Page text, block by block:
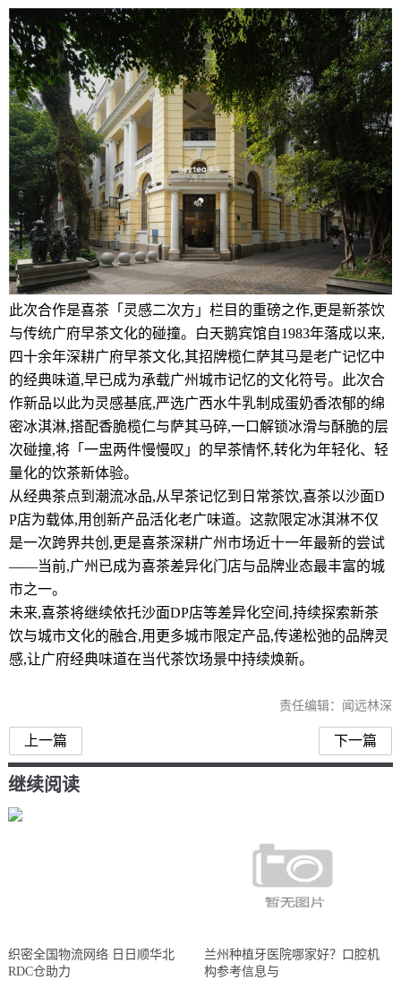
此次合作是喜茶「灵感二次方」栏目的重磅之作,更是新茶饮
与传统广府早茶文化的碰撞。白天鹅宾馆自1983年落成以来,
四十余年深耕广府早茶文化,其招牌榄仁萨其马是老广记忆中
的经典味道,早已成为承载广州城市记忆的文化符号。此次合
作新品以此为灵感基底,严选广西水牛乳制成蛋奶香浓郁的绵
密冰淇淋,搭配香脆榄仁与萨其马碎,一口解锁冰滑与酥脆的层
次碰撞,将「一盅两件慢慢叹」的早茶情怀,转化为年轻化、轻
量化的饮茶新体验。
从经典茶点到潮流冰品,从早茶记忆到日常茶饮,喜茶以沙面D
P店为载体,用创新产品活化老广味道。这款限定冰淇淋不仅
是一次跨界共创,更是喜茶深耕广州市场近十一年最新的尝试
——当前,广州已成为喜茶差异化门店与品牌业态最丰富的城
市之一。
未来,喜茶将继续依托沙面DP店等差异化空间,持续探索新茶
饮与城市文化的融合,用更多城市限定产品,传递松弛的品牌灵
感,让广府经典味道在当代茶饮场景中持续焕新。
责任编辑：闻远林深
上一篇 下一篇
继续阅读
织密全国物流网络 日日顺华北
RDC仓助力
兰州种植牙医院哪家好？口腔机
构参考信息与